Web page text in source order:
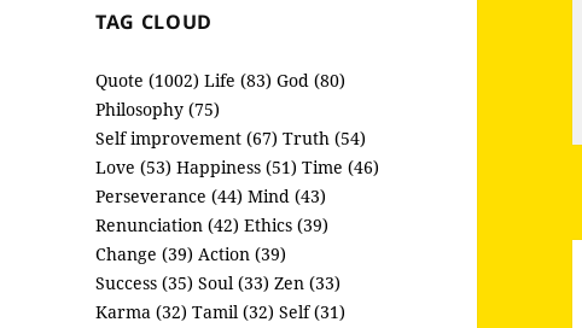
TAG CLOUD
Quote (1002) Life (83) God (80)
Philosophy (75)
Self improvement (67) Truth (54)
Love (53) Happiness (51) Time (46)
Perseverance (44) Mind (43)
Renunciation (42) Ethics (39)
Change (39) Action (39)
Success (35) Soul (33) Zen (33)
Karma (32) Tamil (32) Self (31)